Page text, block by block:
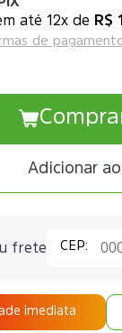
12x de R$
de
Adicionar
frete
imediata